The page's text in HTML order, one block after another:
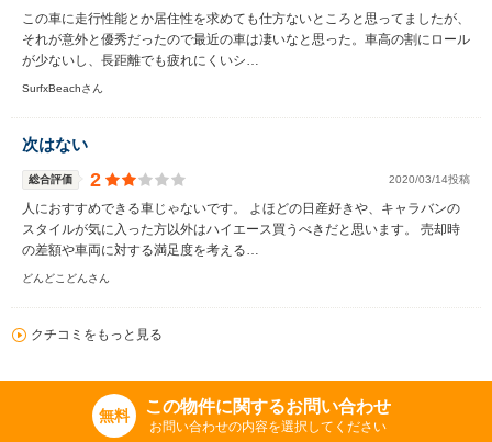
この車に走行性能とか居住性を求めても仕方ないところと思ってましたが、
それが意外と優秀だったので最近の車は凄いなと思った。車高の割にロール
が少ないし、長距離でも疲れにくいシ…
SurfxBeachさん
次はない
総合評価 2 2020/03/14投稿
人におすすめできる車じゃないです。 よほどの日産好きや、キャラバンの
スタイルが気に入った方以外はハイエース買うべきだと思います。 売却時
の差額や車両に対する満足度を考える…
どんどこどんさん
クチコミをもっと見る
無料 この物件に関するお問い合わせ
お問い合わせの内容を選択してください